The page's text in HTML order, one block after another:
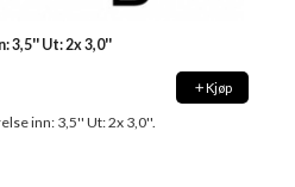
3,5'' Ut: 2x 3,0''
Kjøp
inn: 3,5'' Ut: 2x 3,0''.